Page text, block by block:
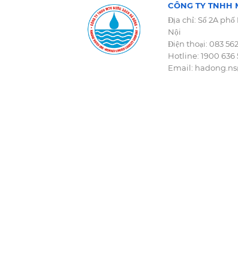
CÔNG TY TNHH
Địa chỉ: Số 2A
Nội
Điện thoại: 083
Hotline: 1900 636
Email: